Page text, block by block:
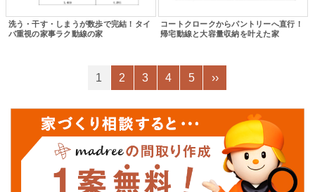
洗う・干す・しまうが数歩で完結！タイ
パ重視の家事ラク動線の家
コートクロークからパントリーへ直行！
帰宅動線と大容量収納を叶えた家
1 2 3 4 5 ››